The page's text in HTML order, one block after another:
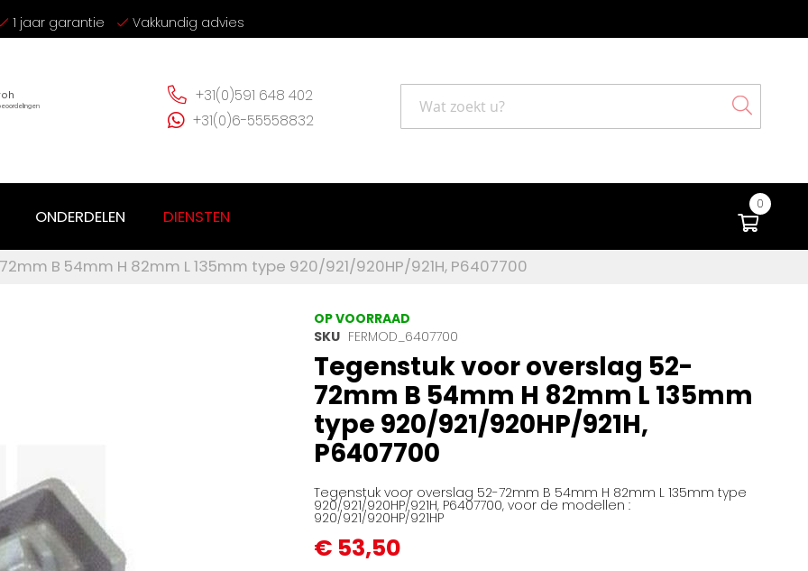
1 jaar garantie Vakkundig advies
+31(0)591 648 402
+31(0)6-55558832
Search
0
ONDERDELEN DIENSTEN
B 54mm H 82mm L 135mm type 920/921/920HP/921H, P6407700
OP VOORRAAD
SKU FERMOD_6407700
Tegenstuk voor overslag 52-
72mm B 54mm H 82mm L 135mm
type 920/921/920HP/921H,
P6407700
Tegenstuk voor overslag 52-72mm B 54mm H 82mm L 135mm type
920/921/920HP/921H, P6407700, voor de modellen :
920/921/920HP/921HP
€ 53,50